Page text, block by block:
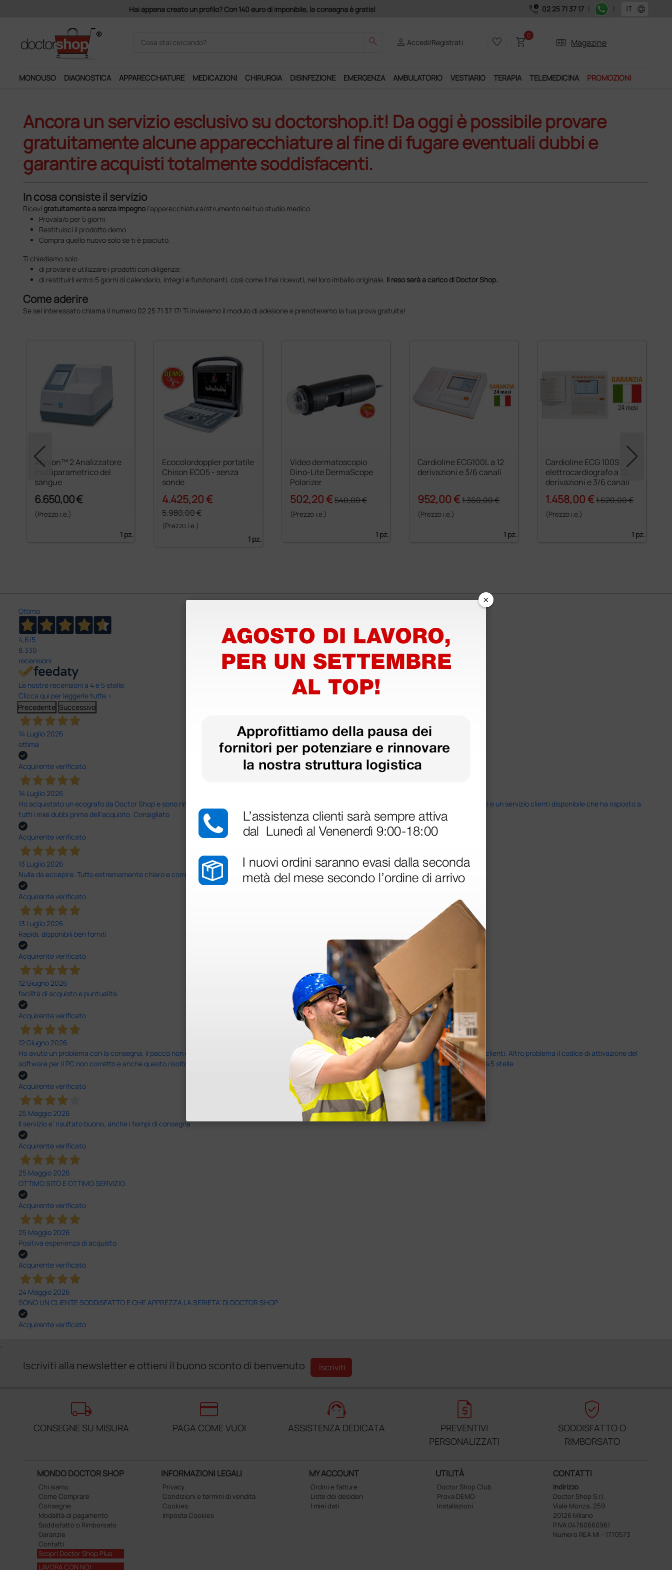
Hai appena creato un profilo? Con 140 euro di imponibile, la consegna è gratis! call_quality 02 25 71 37 17 | | language
search personAccedi/Registrati favorite_border shopping_cart0
two_pager Magazine
MONOUSO DIAGNOSTICA APPARECCHIATURE MEDICAZIONI CHIRURGIA DISINFEZIONE EMERGENZA AMBULATORIO VESTIARIO TERAPIA TELEMEDICINA PROMOZIONI
Ancora un servizio esclusivo su doctorshop.it! Da oggi è possibile provare
gratuitamente alcune apparecchiature al fine di fugare eventuali dubbi e
garantire acquisti totalmente soddisfacenti.
In cosa consiste il servizio
Ricevi gratuitamente e senza impegnol'apparecchiatura/strumento nel tuo studio medico
Provala/o per 5 giorni
Restituisci il prodotto demo
Compra quello nuovo solo se ti è piaciuto.
Ti chiediamo solo
di provare e utilizzare i prodotti con diligenza;
di restituirli entro 5 giorni di calendario, integri e funzionanti, così come li hai ricevuti, nel loro imballo originale. Il reso sarà a carico di Doctor Shop.
Come aderire
Se sei interessato chiama il numero 02 25 71 37 17! Ti invieremo il modulo di adesione e prenoteremo la tua prova gratuita!
Afinion™ 2 Analizzatore
multiparametrico del
sangue
6.650,00 €
(Prezzo i.e.)
1 pz.
Ecocolordoppler portatile
Chison ECO5 - senza
sonde
4.425,20 €
5.980,00 €
(Prezzo i.e.)
1 pz.
Video dermatoscopio
Dino-Lite DermaScope
Polarizer
502,20 €540,00 €
(Prezzo i.e.)
1 pz.
Cardioline ECG100L a 12
derivazioni e 3/6 canali
952,00 €1.360,00 €
(Prezzo i.e.)
1 pz.
Cardioline ECG 100S
elettrocardiografo a 12
derivazioni e 3/6 canali
1.458,00 €1.620,00 €
(Prezzo i.e.)
1 pz.
Ottimo
4,6/5
8.330
recensioni
Le nostre recensioni a 4 e 5 stelle.
Clicca qui per leggerle tutte >
Precedente Successivo
14 Luglio 2026
ottima
Acquirente verificato
14 Luglio 2026
Ho acquistato un ecografo da Doctor Shop e sono rimasto molto soddisfatto dell'esperienza. Apparecchiatura di qualità, consegna nei tempi previsti e un servizio clienti disponibile che ha risposto a
tutti i miei dubbi prima dell'acquisto. Consigliato
Acquirente verificato
13 Luglio 2026
Nulla da eccepire. Tutto estremamente chiaro e corretto, dall’ordine alla consegna.
Acquirente verificato
13 Luglio 2026
Rapidi, disponibili ben forniti
Acquirente verificato
12 Giugno 2026
facilità di acquisto e puntualità
Acquirente verificato
12 Giugno 2026
Ho avuto un problema con la consegna, il pacco non è stato consegnato ma messo in giacenza. Il problema è stato prontamente risolto dal servizio clienti. Altro problema il codice di attivazione del
software per il PC non corretto e anche questo risolto in modo rapido professionale e immediato. Assistenza super disponibile e professionale più che 5 stelle
Acquirente verificato
25 Maggio 2026
Il servizio e’ risultato buono, anche i tempi di consegna
Acquirente verificato
25 Maggio 2026
OTTIMO SITO E OTTIMO SERVIZIO
Acquirente verificato
25 Maggio 2026
Positiva esperienza di acquisto
Acquirente verificato
24 Maggio 2026
SONO UN CLIENTE SODDISFATTO E CHE APPREZZA LA SERIETA' DI DOCTOR SHOP
Acquirente verificato
;
Iscriviti alla newsletter e ottieni il buono sconto di benvenuto Iscriviti
local_shipping
CONSEGNE SU MISURA
credit_card
PAGA COME VUOI
support_agent
ASSISTENZA DEDICATA
request_quote
PREVENTIVI
PERSONALIZZATI
verified_user
SODDISFATTO O
RIMBORSATO
MONDO DOCTOR SHOP
Chi siamo
Come Comprare
Consegne
Modalità di pagamento
Soddisfatto o Rimborsato
Garanzie
Contatti
Scopri Doctor Shop Plus
LAVORA CON NOI
INFORMAZIONI LEGALI
Privacy
Condizioni e termini di vendita
Cookies
Imposta Cookies
MY ACCOUNT
Ordini e fatture
Liste dei desideri
I miei dati
UTILITÀ
Doctor Shop Club
Prova DEMO
Installazioni
CONTATTI
Indirizzo
Doctor Shop S.r.l.
Viale Monza, 259
20126 Milano
P.IVA 04760660961
Numero REA MI - 1770573
×